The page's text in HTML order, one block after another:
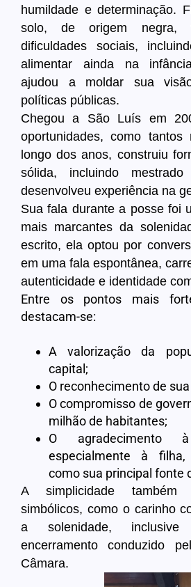
humildade e determinação.
solo, de origem negra,
dificuldades sociais,
alimentar ainda na
ajudou a moldar sua
políticas públicas.
Chegou a São Luís em
oportunidades, como tantos
longo dos anos, construiu
sólida, incluindo
desenvolveu experiência na
Sua fala durante a posse foi
mais marcantes da
escrito, ela optou por
em uma fala espontânea,
autenticidade e identidade
Entre os pontos mais
destacam-se:
A valorização da
capital;
O reconhecimento de
O compromisso de
milhão de habitantes;
O agradecimento
especialmente à filha,
como sua principal fonte
A simplicidade também
simbólicos, como o carinho
a solenidade,
encerramento conduzido
Câmara.